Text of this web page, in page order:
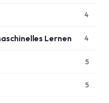
4
Lernen 4
5
5